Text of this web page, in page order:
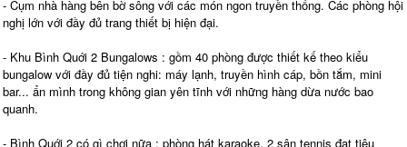
- Cụm nhà hàng bên bờ sông với các món ngon truyền thống. Các phòng hội
nghị lớn với đầy đủ trang thiết bị hiện đại.
- Khu Bình Quới 2 Bungalows : gồm 40 phòng được thiết kế theo kiểu
bungalow với đầy đủ tiện nghi: máy lạnh, truyền hình cáp, bồn tắm, mini
bar... ẩn mình trong không gian yên tĩnh với những hàng dừa nước bao
quanh.
- Bình Quới 2 có gì chơi nữa : phòng hát karaoke, 2 sân tennis đạt tiêu